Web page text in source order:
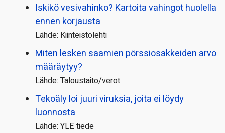
Iskikö vesivahinko? Kartoita vahingot huolella
ennen korjausta
Lähde: Kiinteistölehti
Miten lesken saamien pörssi­osakkeiden arvo
määräytyy?
Lähde: Taloustaito/verot
Tekoäly loi juuri viruksia, joita ei löydy
luonnosta
Lähde: YLE tiede